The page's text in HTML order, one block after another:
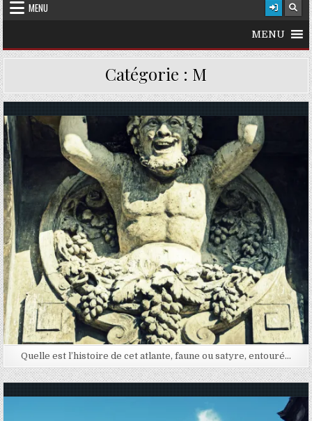
MENU
MENU
Catégorie : M
Posted in
Quelle est l’histoire de cet atlante, faune ou satyre, entouré…